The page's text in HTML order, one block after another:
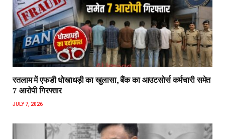
रतलाम में एफडी धोखाधड़ी का खुलासा, बैंक का आउटसोर्स कर्मचारी समेत
7 आरोपी गिरफ्तार
JULY 7, 2026